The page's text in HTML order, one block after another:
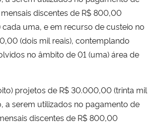
discentes de R$ 800,00
cada uma, e em recurso de custeio no
(dois mil reais), contemplando
no âmbito de 01 (uma) área de
projetos de R$ 30.000,00 (trinta mil
a serem utilizados no pagamento de
discentes de R$ 800,00